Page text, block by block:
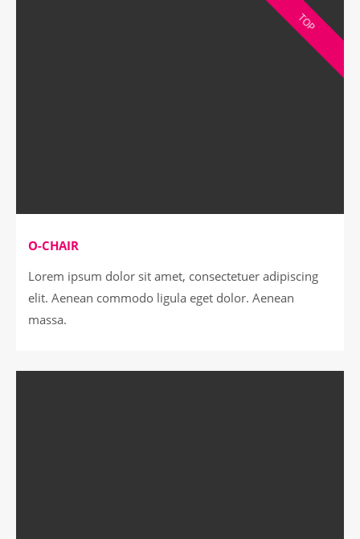
TOP
O-CHAIR
Lorem ipsum dolor sit amet, consectetuer adipiscing
elit. Aenean commodo ligula eget dolor. Aenean
massa.